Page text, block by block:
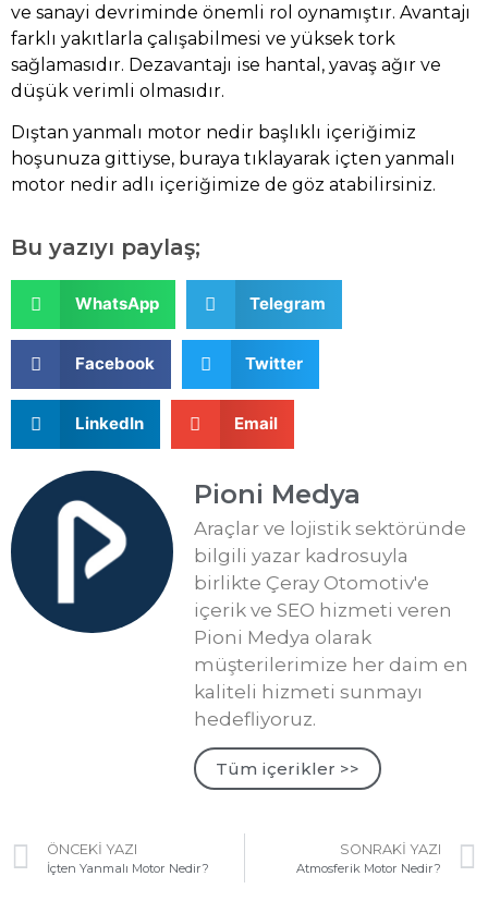
ve sanayi devriminde önemli rol oynamıştır. Avantajı
farklı yakıtlarla çalışabilmesi ve yüksek tork
sağlamasıdır. Dezavantajı ise hantal, yavaş ağır ve
düşük verimli olmasıdır.
Dıştan yanmalı motor nedir başlıklı içeriğimiz
hoşunuza gittiyse, buraya tıklayarak içten yanmalı
motor nedir adlı içeriğimize de göz atabilirsiniz.
Bu yazıyı paylaş;
WhatsApp Telegram
Facebook Twitter
LinkedIn Email
Pioni Medya
Araçlar ve lojistik sektöründe
bilgili yazar kadrosuyla
birlikte Çeray Otomotiv'e
içerik ve SEO hizmeti veren
Pioni Medya olarak
müşterilerimize her daim en
kaliteli hizmeti sunmayı
hedefliyoruz.
Tüm içerikler >>
ÖNCEKI YAZI
İçten Yanmalı Motor Nedir?
SONRAKI YAZI
Atmosferik Motor Nedir?